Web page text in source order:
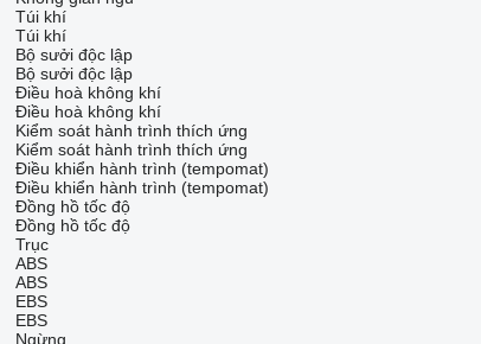
Túi khí
Túi khí
Bộ sưởi độc lập
Bộ sưởi độc lập
Điều hoà không khí
Điều hoà không khí
Kiểm soát hành trình thích ứng
Kiểm soát hành trình thích ứng
Điều khiển hành trình (tempomat)
Điều khiển hành trình (tempomat)
Đồng hồ tốc độ
Đồng hồ tốc độ
Trục
ABS
ABS
EBS
EBS
Ngừng